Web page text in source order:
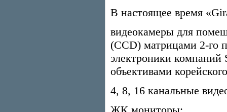
В настоящее время
видеокамеры для
(CCD) матрицами 2-го
электроники компаний
объективами
4, 8, 16 канальные